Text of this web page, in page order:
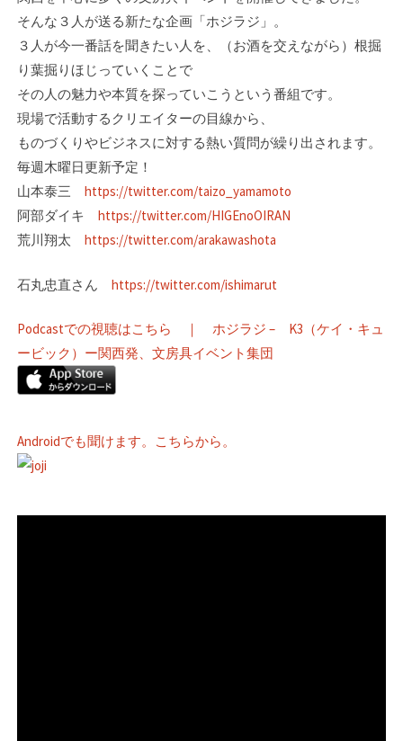
そんな３人が送る新たな企画「ホジラジ」。­
３人が今一番話を聞きたい人を、（お酒を交えながら）根掘
り葉掘りほじっていくことで
その人の魅力や本質を探っていこうという番組です。
現場で活動するクリエイターの目線­から、
ものづくりやビジネスに対する熱い質問が繰り出されます。
毎週木曜日更新予定！
山本泰三 https://twitter.com/taizo_yamamoto
阿部ダイキ https://twitter.com/HIGEnoOIRAN
荒川翔太 https://twitter.com/arakawashota
石丸忠直さん https://twitter.com/ishimarut
Podcastでの視聴はこちら ｜ ホジラジ – K3（ケイ・キュ
ービック）ー関西発、文房具イベント集団
Androidでも聞けます。こちらから。